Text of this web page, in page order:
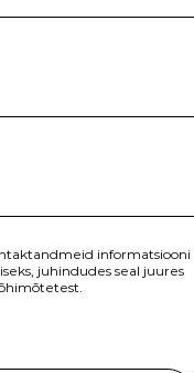
informatsiooni
juhindudes seal juures